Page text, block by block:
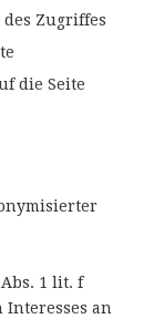
Zugriffes
die Seite
1 lit. f
Interesses an